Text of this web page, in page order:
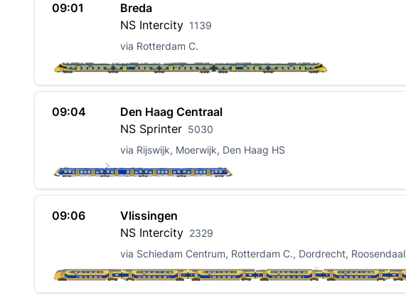
09:01
Breda
NS Intercity 1139
via Rotterdam C.
09:04
Den Haag Centraal
NS Sprinter 5030
via Rijswijk, Moerwijk, Den Haag HS
09:06
Vlissingen
NS Intercity 2329
via Schiedam Centrum, Rotterdam C., Dordrecht, Roosendaal